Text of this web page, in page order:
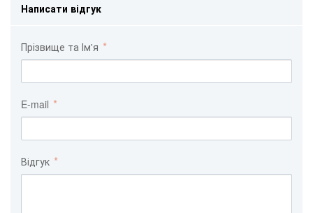
Написати відгук
Прізвище та Ім'я
E-mail
Відгук